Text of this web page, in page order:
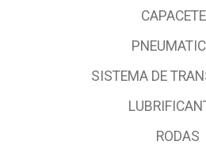
SISTEMA DE
RODAS